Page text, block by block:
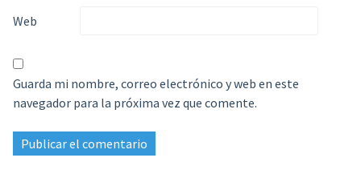
Web
Guarda mi nombre, correo electrónico y web en este
navegador para la próxima vez que comente.